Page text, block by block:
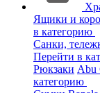
Ящики и
в категорию
Санки,
Перейти в
Рюкзаки Abu
категорию